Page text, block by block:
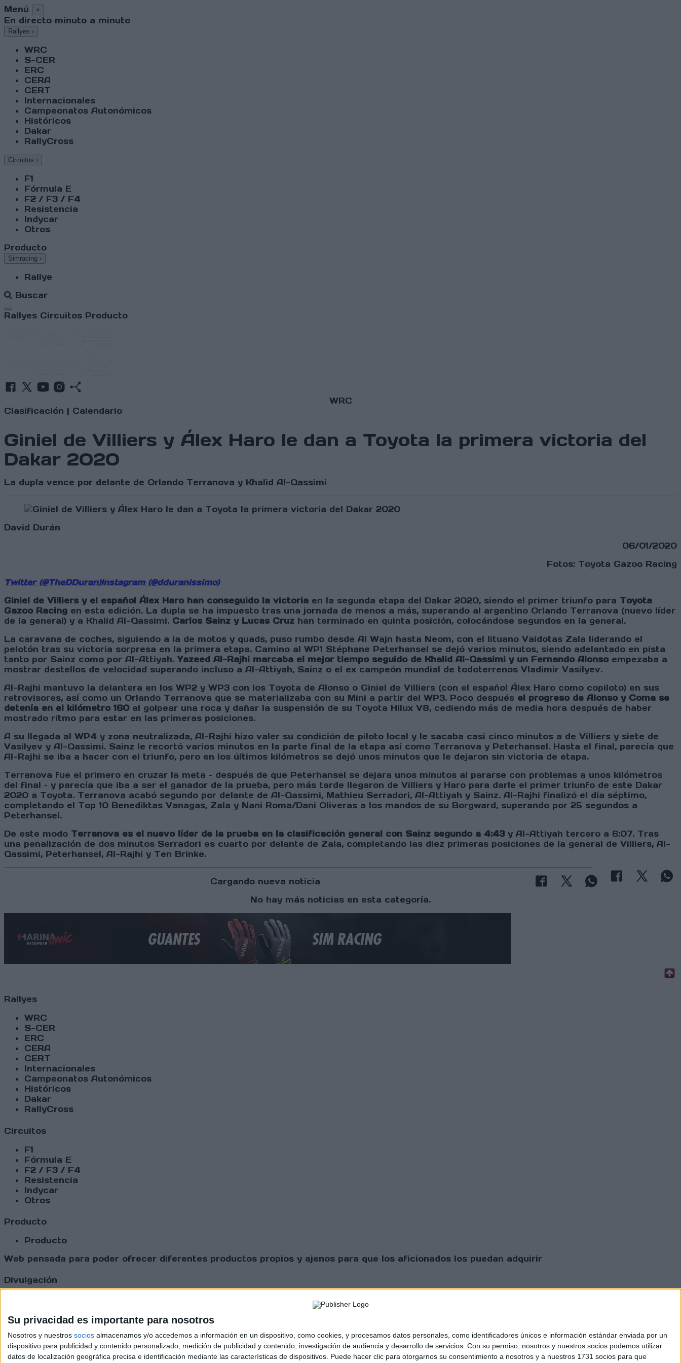
Su privacidad es importante para nosotros
Nosotros y nuestros socios almacenamos y/o accedemos a información en un dispositivo, como cookies, y procesamos datos personales, como identificadores únicos e información estándar enviada por un
dispositivo para publicidad y contenido personalizado, medición de publicidad y contenido, investigación de audiencia y desarrollo de servicios. Con su permiso, nosotros y nuestros socios podemos utilizar
datos de localización geográfica precisa e identificación mediante las características de dispositivos. Puede hacer clic para otorgarnos su consentimiento a nosotros y a nuestros 1731 socios para que
Menú ×
En directo minuto a minuto
Rallyes ›
WRC
S-CER
ERC
CERA
CERT
Internacionales
Campeonatos Autonómicos
Históricos
Dakar
RallyCross
Circuitos ›
F1
Fórmula E
F2 / F3 / F4
Resistencia
Indycar
Otros
Producto
Simracing ›
Rallye
Buscar
Abrir menú
Rallyes Circuitos Producto
WRC
Clasificación | Calendario
Giniel de Villiers y Álex Haro le dan a Toyota la primera victoria del
Dakar 2020
La dupla vence por delante de Orlando Terranova y Khalid Al-Qassimi
David Durán
06/01/2020
Fotos: Toyota Gazoo Racing
Twitter (@TheDDuran)Instagram (@dduranissimo)
Giniel de Villiers y el español Álex Haro han conseguido la victoria en la segunda etapa del Dakar 2020, siendo el primer triunfo para Toyota
Gazoo Racing en esta edición. La dupla se ha impuesto tras una jornada de menos a más, superando al argentino Orlando Terranova (nuevo líder
de la general) y a Khalid Al-Qassimi. Carlos Sainz y Lucas Cruz han terminado en quinta posición, colocándose segundos en la general.
La caravana de coches, siguiendo a la de motos y quads, puso rumbo desde Al Wajn hasta Neom, con el lituano Vaidotas Zala liderando el
pelotón tras su victoria sorpresa en la primera etapa. Camino al WP1 Stéphane Peterhansel se dejó varios minutos, siendo adelantado en pista
tanto por Sainz como por Al-Attiyah. Yazeed Al-Rajhi marcaba el mejor tiempo seguido de Khalid Al-Qassimi y un Fernando Alonso empezaba a
mostrar destellos de velocidad superando incluso a Al-Attiyah, Sainz o el ex campeón mundial de todoterrenos Vladimir Vasilyev.
Al-Rajhi mantuvo la delantera en los WP2 y WP3 con los Toyota de Alonso o Giniel de Villiers (con el español Álex Haro como copiloto) en sus
retrovisores, así como un Orlando Terranova que se materializaba con su Mini a partir del WP3. Poco después el progreso de Alonso y Coma se
detenía en el kilómetro 160 al golpear una roca y dañar la suspensión de su Toyota Hilux V8, cediendo más de media hora después de haber
mostrado ritmo para estar en las primeras posiciones.
A su llegada al WP4 y zona neutralizada, Al-Rajhi hizo valer su condición de piloto local y le sacaba casi cinco minutos a de Villiers y siete de
Vasilyev y Al-Qassimi. Sainz le recortó varios minutos en la parte final de la etapa así como Terranova y Peterhansel. Hasta el final, parecía que
Al-Rajhi se iba a hacer con el triunfo, pero en los últimos kilómetros se dejó unos minutos que le dejaron sin victoria de etapa.
Terranova fue el primero en cruzar la meta – después de que Peterhansel se dejara unos minutos al pararse con problemas a unos kilómetros
del final – y parecía que iba a ser el ganador de la prueba, pero más tarde llegaron de Villiers y Haro para darle el primer triunfo de este Dakar
2020 a Toyota. Terranova acabó segundo por delante de Al-Qassimi, Mathieu Serradori, Al-Attiyah y Sainz. Al-Rajhi finalizó el día séptimo,
completando el Top 10 Benediktas Vanagas, Zala y Nani Roma/Dani Oliveras a los mandos de su Borgward, superando por 25 segundos a
Peterhansel.
De este modo Terranova es el nuevo líder de la prueba en la clasificación general con Sainz segundo a 4:43 y Al-Attiyah tercero a 6:07. Tras
una penalización de dos minutos Serradori es cuarto por delante de Zala, completando las diez primeras posiciones de la general de Villiers, Al-
Qassimi, Peterhansel, Al-Rajhi y Ten Brinke.
Cargando nueva noticia
No hay más noticias en esta categoría.
Rallyes
WRC
S-CER
ERC
CERA
CERT
Internacionales
Campeonatos Autonómicos
Históricos
Dakar
RallyCross
Circuitos
F1
Fórmula E
F2 / F3 / F4
Resistencia
Indycar
Otros
Producto
Producto
Web pensada para poder ofrecer diferentes productos propios y ajenos para que los aficionados los puedan adquirir
Divulgación
Comunicados
Vídeos (on boards)
Redes Sociales